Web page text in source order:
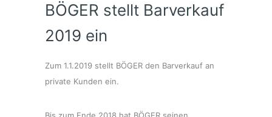
BÖGER stellt Barverkauf
2019 ein
Zum 1.1.2019 stellt BÖGER den Barverkauf an
private Kunden ein.